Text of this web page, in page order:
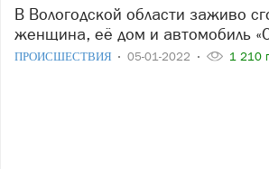
В Вологодской области заживо сгорела 81-летняя
женщина, её дом и автомобиль
ПРОИСШЕСТВИЯ 05-01-2022 1 210